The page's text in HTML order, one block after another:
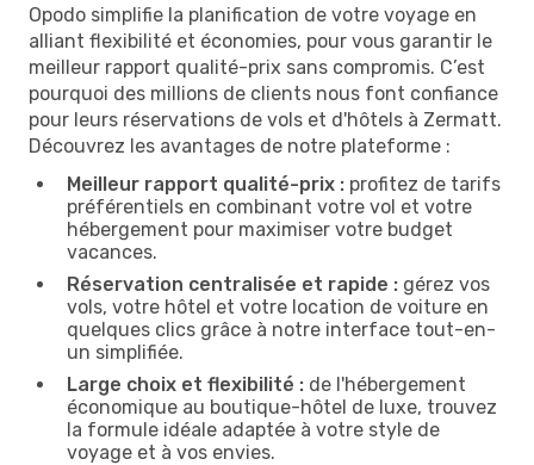
Opodo simplifie la planification de votre voyage en
alliant flexibilité et économies, pour vous garantir le
meilleur rapport qualité-prix sans compromis. C’est
pourquoi des millions de clients nous font confiance
pour leurs réservations de vols et d'hôtels à Zermatt.
Découvrez les avantages de notre plateforme :
Meilleur rapport qualité-prix : profitez de tarifs
préférentiels en combinant votre vol et votre
hébergement pour maximiser votre budget
vacances.
Réservation centralisée et rapide : gérez vos
vols, votre hôtel et votre location de voiture en
quelques clics grâce à notre interface tout-en-
un simplifiée.
Large choix et flexibilité : de l'hébergement
économique au boutique-hôtel de luxe, trouvez
la formule idéale adaptée à votre style de
voyage et à vos envies.